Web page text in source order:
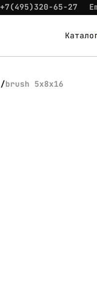
+7(495)320-65-27
brush 5x8x16